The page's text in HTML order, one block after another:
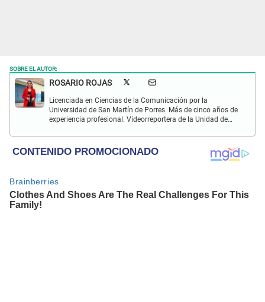
SOBRE EL AUTOR:
ROSARIO ROJAS
Licenciada en Ciencias de la Comunicación por la
Universidad de San Martín de Porres. Más de cinco años de
experiencia profesional. Videorreportera de la Unidad de
LR).